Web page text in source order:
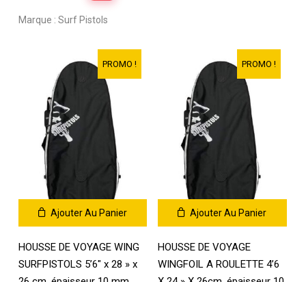
initial
189,00 €.
prix
actuel
74,90 €.
Marque : Surf Pistols
PROMO !
Ajouter Au Panier
HOUSSE DE VOYAGE WING
SURFPISTOLS 5’6″ x 28 » x
PROMO !
Ajouter Au Panier
HOUSSE DE VOYAGE
WINGFOIL A ROULETTE 4’6